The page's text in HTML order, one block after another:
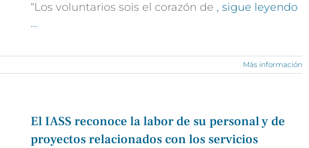
“Los voluntarios sois el corazón de , sigue leyendo
…
Más información
El IASS reconoce la labor de su personal y de
proyectos relacionados con los servicios